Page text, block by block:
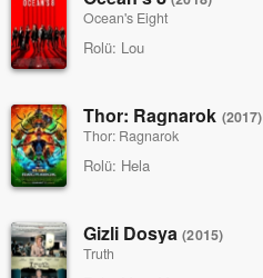
Ocean's Eight
Rolü: Lou
Thor: Ragnarok (2017)
Thor: Ragnarok
Rolü: Hela
Gizli Dosya(2015)
Truth